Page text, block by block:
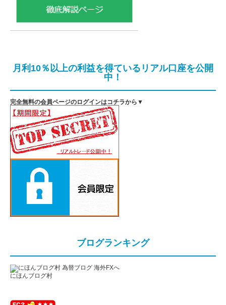
月利10％以上の利益を得ているリアル口座を公開
中！
完全無料の会員ページのログインはコチラから▼
ブログランキング
にほんブログ村